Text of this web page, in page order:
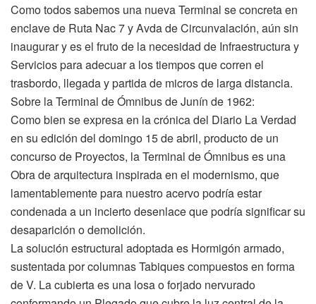
Como todos sabemos una nueva Terminal se concreta en
enclave de Ruta Nac 7 y Avda de Circunvalación, aún sin
inaugurar y es el fruto de la necesidad de Infraestructura y
Servicios para adecuar a los tiempos que corren el
trasbordo, llegada y partida de micros de larga distancia.
Sobre la Terminal de Ómnibus de Junín de 1962:
Como bien se expresa en la crónica del Diario La Verdad
en su edición del domingo 15 de abril, producto de un
concurso de Proyectos, la Terminal de Ómnibus es una
Obra de arquitectura inspirada en el modernismo, que
lamentablemente para nuestro acervo podría estar
condenada a un incierto desenlace que podría significar su
desaparición o demolición.
La solución estructural adoptada es Hormigón armado,
sustentada por columnas Tabiques compuestos en forma
de V. La cubierta es una losa o forjado nervurado